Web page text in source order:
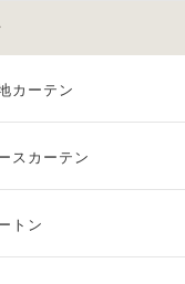
カーテン
スカーテン
トン